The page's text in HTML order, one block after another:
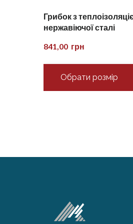
Грибок з
нержавіючої сталі
841,00  грн
Обрати розмір